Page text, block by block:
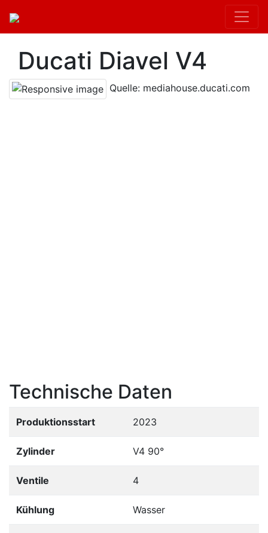
Ducati Diavel V4
Quelle: mediahouse.ducati.com
Technische Daten
Produktionsstart 2023
Zylinder V4 90°
Ventile 4
Kühlung Wasser